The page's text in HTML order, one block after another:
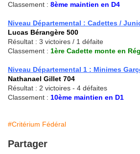
Classement : 8ème maintien en D4
Niveau Départemental : Cadettes /
Lucas Bérangère 500
Résultat : 3 victoires / 1 défaite
Classement : 1ère Cadette monte en
Niveau Départemental 1 : Minimes
Nathanael Gillet 704
Résultat : 2 victoires - 4 défaites
Classement : 10ème maintien en D1
#Critérium Fédéral
Partager